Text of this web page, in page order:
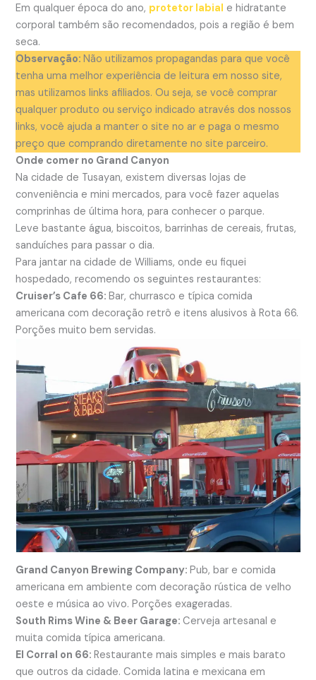
Em qualquer época do ano, protetor labial e hidratante
corporal também são recomendados, pois a região é bem
seca.
Observação:Não utilizamos propagandas para que você
tenha uma melhor experiência de leitura em nosso site,
mas utilizamos links afiliados. Ou seja, se você comprar
qualquer produto ou serviço indicado através dos nossos
links, você ajuda a manter o site no ar e paga o mesmo
preço que comprando diretamente no site parceiro.
Onde comer no Grand Canyon
Na cidade de Tusayan, existem diversas lojas de
conveniência e mini mercados, para você fazer aquelas
comprinhas de última hora, para conhecer o parque.
Leve bastante água, biscoitos, barrinhas de cereais, frutas,
sanduíches para passar o dia.
Para jantar na cidade de Williams, onde eu fiquei
hospedado, recomendo os seguintes restaurantes:
Cruiser’s Cafe 66:Bar, churrasco e típica comida
americana com decoração retrô e itens alusivos à Rota 66.
Porções muito bem servidas.
Grand Canyon Brewing Company:Pub, bar e comida
americana em ambiente com decoração rústica de velho
oeste e música ao vivo. Porções exageradas.
South Rims Wine & Beer Garage:Cerveja artesanal e
muita comida típica americana.
El Corral on 66:Restaurante mais simples e mais barato
que outros da cidade. Comida latina e mexicana em